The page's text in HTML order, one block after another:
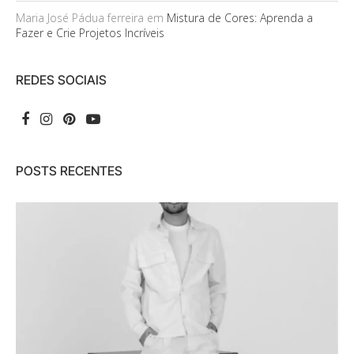
Maria José Pádua ferreira em Mistura de Cores: Aprenda a
Fazer e Crie Projetos Incríveis
REDES SOCIAIS
POSTS RECENTES